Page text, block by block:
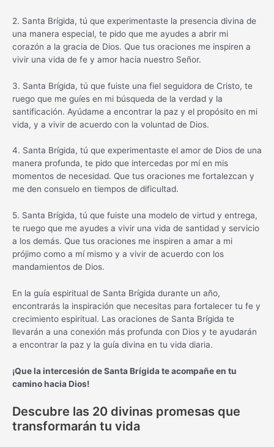
2. Santa Brígida, tú que experimentaste la presencia divina de
una manera especial, te pido que me ayudes a abrir mi
corazón a la gracia de Dios. Que tus oraciones me inspiren a
vivir una vida de fe y amor hacia nuestro Señor.
3. Santa Brígida, tú que fuiste una fiel seguidora de Cristo, te
ruego que me guíes en mi búsqueda de la verdad y la
santificación. Ayúdame a encontrar la paz y el propósito en mi
vida, y a vivir de acuerdo con la voluntad de Dios.
4. Santa Brígida, tú que experimentaste el amor de Dios de una
manera profunda, te pido que intercedas por mí en mis
momentos de necesidad. Que tus oraciones me fortalezcan y
me den consuelo en tiempos de dificultad.
5. Santa Brígida, tú que fuiste una modelo de virtud y entrega,
te ruego que me ayudes a vivir una vida de santidad y servicio
a los demás. Que tus oraciones me inspiren a amar a mi
prójimo como a mí mismo y a vivir de acuerdo con los
mandamientos de Dios.
En la guía espiritual de Santa Brígida durante un año,
encontrarás la inspiración que necesitas para fortalecer tu fe y
crecimiento espiritual. Las oraciones de Santa Brígida te
llevarán a una conexión más profunda con Dios y te ayudarán
a encontrar la paz y la guía divina en tu vida diaria.
¡Que la intercesión de Santa Brígida te acompañe en tu
camino hacia Dios!
Descubre las 20 divinas promesas que
transformarán tu vida